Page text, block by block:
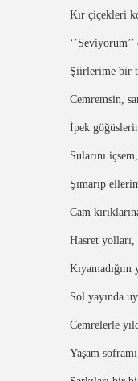
Kır çiçekleri
‘’Seviyorum’’
Şiirlerime bir
Cemremsin,
İpek
Sularını
Şımarıp
Cam
Hasret yolları,
Sol yayında
Cemrelerle
Yaşam